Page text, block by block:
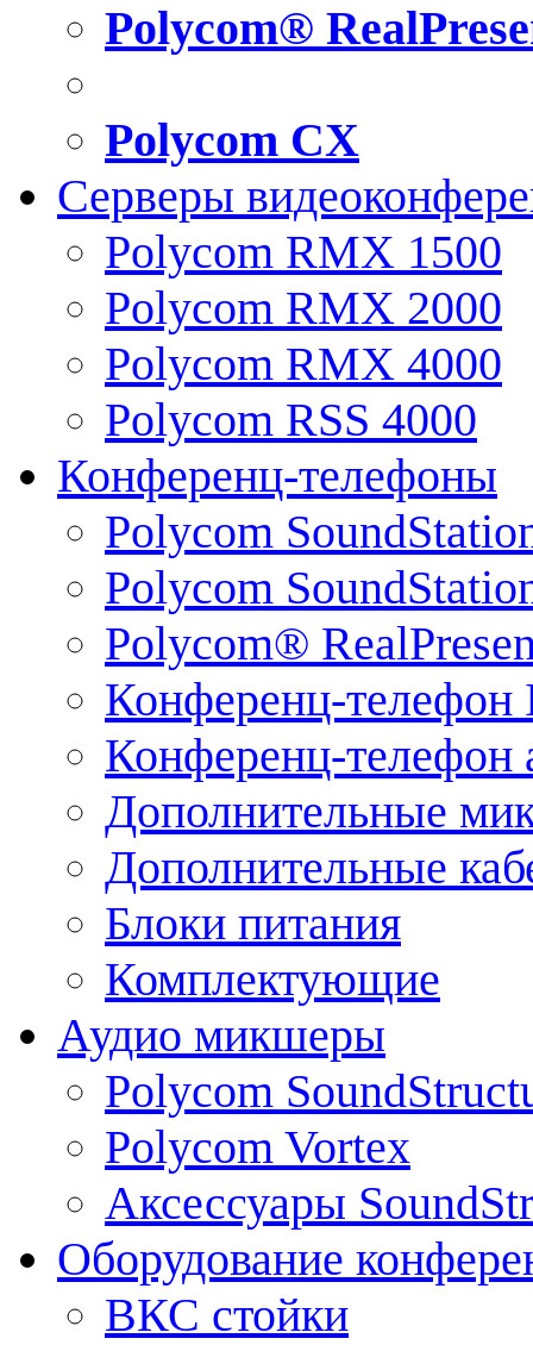
Polycom®
Polycom CX
Серверы
Polycom RMX 1500
Polycom RMX 2000
Polycom RMX 4000
Polycom RSS 4000
Конференц-телефоны
Polycom
Polycom
Polycom®
Конференц-телефон
Конференц-телефон
Дополнительные
Дополнительные
Блоки питания
Комплектующие
Аудио микшеры
Polycom
Polycom Vortex
Аксессуары
Оборудование
ВКС стойки